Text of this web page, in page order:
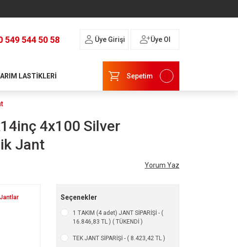
549 544 50 58 Üye Girişi Üye Ol
LASTİKLERİ Sepetim
4x100 Silver
Jant
Yorum Yaz
Seçenekler
1 TAKIM (4 adet) JANT SİPARİŞİ - (
16.846,83 TL ) ( TÜKENDİ )
TEK JANT SİPARİŞİ - ( 8.423,42 TL )